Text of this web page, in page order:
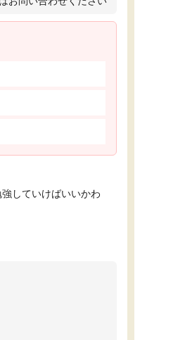
していけばいいかわ